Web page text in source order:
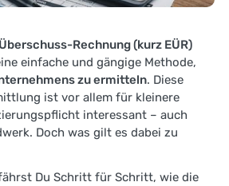
Rechnung (kurz EÜR)
einfache und gängige Methode,
zu ermitteln. Diese
ist vor allem für kleinere
interessant – auch
Doch was gilt es dabei zu
Du Schritt für Schritt, wie die